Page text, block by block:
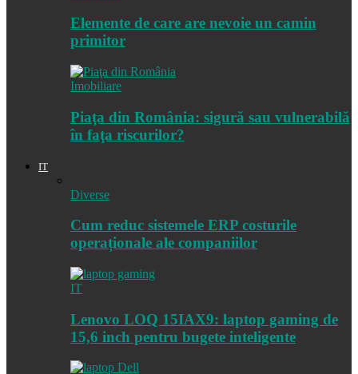
Elemente de care are nevoie un camin
primitor
Imobiliare
Piaţa din România: sigură sau vulnerabilă
în faţa riscurilor?
IT
Diverse
Cum reduc sistemele ERP costurile
operaționale ale companiilor
IT
Lenovo LOQ 15IAX9: laptop gaming de
15,6 inch pentru bugete inteligente